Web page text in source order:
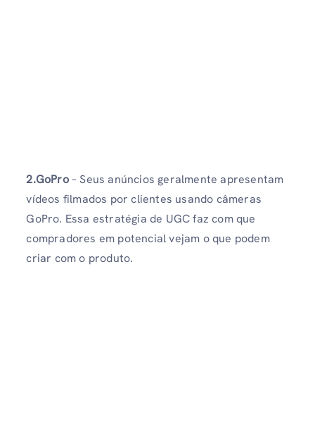
2.GoPro– Seus anúncios geralmente apresentam
vídeos filmados por clientes usando câmeras
GoPro. Essa estratégia de UGC faz com que
compradores em potencial vejam o que podem
criar com o produto.